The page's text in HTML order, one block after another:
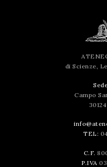
di Scienze,
Campo
TEL:
C.F.
P.IVA